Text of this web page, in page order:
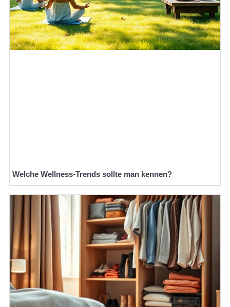
Welche Wellness-Trends sollte man kennen?